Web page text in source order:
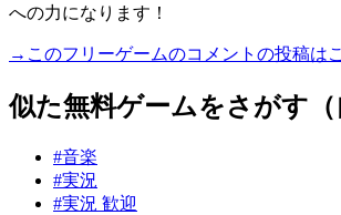
への力になります！
→このフリーゲームのコメントの投稿は
似た無料ゲームをさがす（
#音楽
#実況
#実況 歓迎